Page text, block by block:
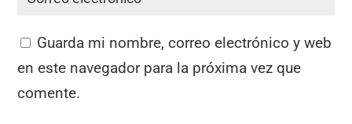
Guarda mi nombre, correo electrónico y web
en este navegador para la próxima vez que
comente.